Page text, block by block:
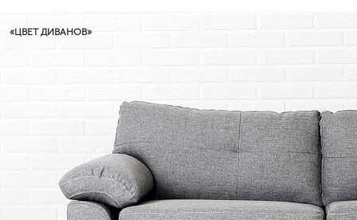
«ЦВЕТ ДИВАНОВ»